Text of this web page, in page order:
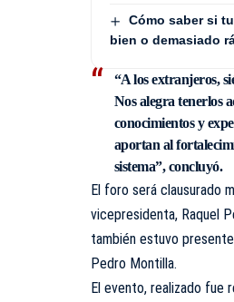
Cómo saber si
bien o demasiado
“A los extranjeros,
Nos alegra tenerlos
conocimientos y
aportan al
sistema”, concluyó.
El foro será clausurado
vicepresidenta, Raquel
también estuvo
Pedro Montilla.
El evento, realizado fue